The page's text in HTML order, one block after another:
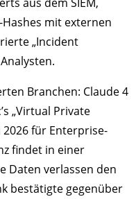
mit externen
„Incident
Branchen: Claude 4
„Virtual Private
2026 für Enterprise-
findet in einer
Daten verlassen den
bestätigte gegenüber